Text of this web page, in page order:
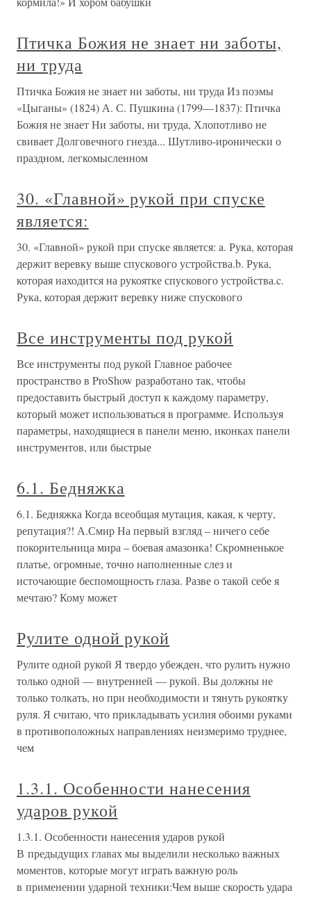
Птичка Божия не знает ни заботы,
ни труда
Птичка Божия не знает ни заботы, ни труда Из поэмы
«Цыганы» (1824) А. С. Пушкина (1799—1837): Птичка
Божия не знает Ни заботы, ни труда, Хлопотливо не
свивает Долговечного гнезда... Шутливо-иронически о
праздном, легкомысленном
30. «Главной» рукой при спуске
является:
30. «Главной» рукой при спуске является: a. Рука, которая
держит веревку выше спускового устройства.b. Рука,
которая находится на рукоятке спускового устройства.c.
Рука, которая держит веревку ниже спускового
Все инструменты под рукой
Все инструменты под рукой Главное рабочее
пространство в ProShow разработано так, чтобы
предоставить быстрый доступ к каждому параметру,
который может использоваться в программе. Используя
параметры, находящиеся в панели меню, иконках панели
инструментов, или быстрые
6.1. Бедняжка
6.1. Бедняжка Когда всеобщая мутация, какая, к черту,
репутация?! А.Смир На первый взгляд – ничего себе
покорительница мира – боевая амазонка! Скромненькое
платье, огромные, точно наполненные слез и
источающие беспомощность глаза. Разве о такой себе я
мечтаю? Кому может
Рулите одной рукой
Рулите одной рукой Я твердо убежден, что рулить нужно
только одной — внутренней — рукой. Вы должны не
только толкать, но при необходимости и тянуть рукоятку
руля. Я считаю, что прикладывать усилия обоими руками
в противоположных направлениях неизмеримо труднее,
чем
1.3.1. Особенности нанесения
ударов рукой
1.3.1. Особенности нанесения ударов рукой
В предыдущих главах мы выделили несколько важных
моментов, которые могут играть важную роль
в применении ударной техники:Чем выше скорость удара